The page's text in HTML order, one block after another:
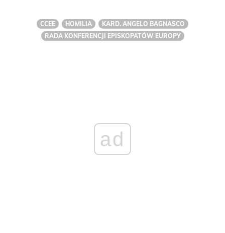
CCEE HOMILIA
KARD. ANGELO BAGNASCO
RADA KONFERENCJI EPISKOPATÓW EUROPY
ad